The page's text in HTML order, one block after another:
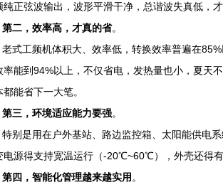
纯正弦波输出，波形平滑干净，总谐波失真低，
第二，效率高，才真的省。
式工频机体积大、效率低，转换效率普遍在85%
率能到94%以上，不仅省电，发热量也小，夏天
都能省下一大笔。
第三，环境适应能力要强。
别是用在户外基站、路边监控箱、太阳能供电
电源得支持宽温运行（-20℃~60℃），外壳还得
第四，智能化管理越来越实用。